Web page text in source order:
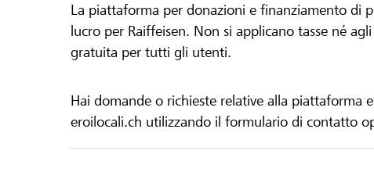
La piattaforma per donazioni e finanziamento di
lucro per Raiffeisen. Non si applicano tasse né
gratuita per tutti gli utenti.
Hai domande o richieste relative alla piattaforma
eroilocali.ch utilizzando il formulario di contatto